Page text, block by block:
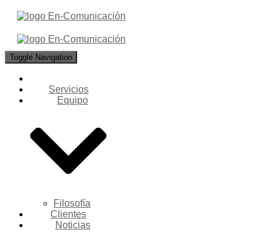
Toggle Navigation
Servicios
Equipo
Filosofía
Clientes
Noticias